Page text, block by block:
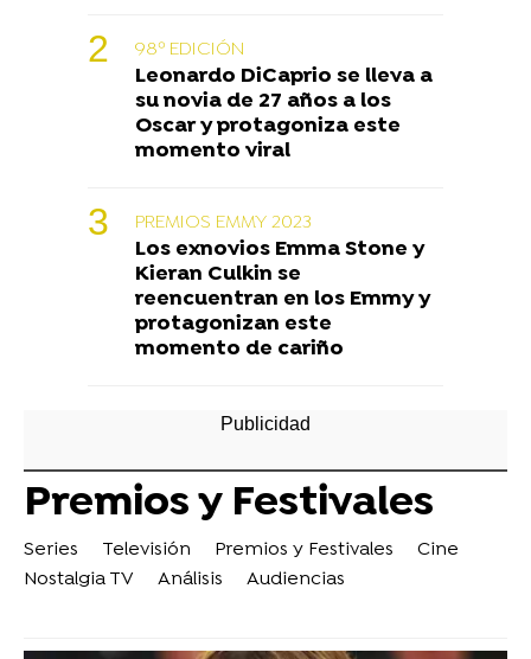
98º EDICIÓN
Leonardo DiCaprio se lleva a
su novia de 27 años a los
Oscar y protagoniza este
momento viral
PREMIOS EMMY 2023
Los exnovios Emma Stone y
Kieran Culkin se
reencuentran en los Emmy y
protagonizan este
momento de cariño
Premios y Festivales
Series Televisión Premios y Festivales
Cine
Nostalgia TV
Análisis Audiencias